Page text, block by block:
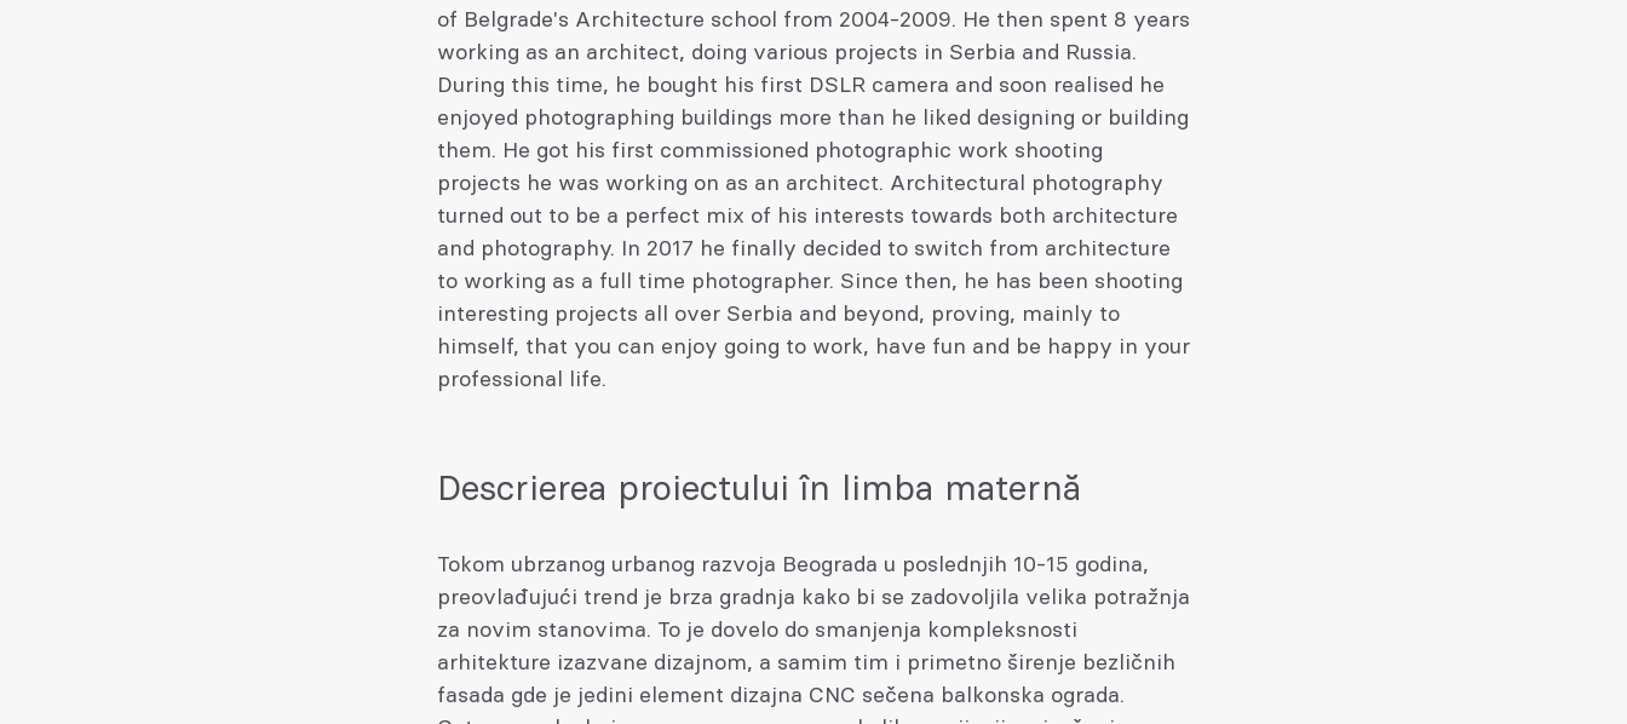
of Belgrade's Architecture school from 2004-2009. He then spent 8 years
working as an architect, doing various projects in Serbia and Russia.
During this time, he bought his first DSLR camera and soon realised he
enjoyed photographing buildings more than he liked designing or building
them. He got his first commissioned photographic work shooting
projects he was working on as an architect. Architectural photography
turned out to be a perfect mix of his interests towards both architecture
and photography. In 2017 he finally decided to switch from architecture
to working as a full time photographer. Since then, he has been shooting
interesting projects all over Serbia and beyond, proving, mainly to
himself, that you can enjoy going to work, have fun and be happy in your
professional life.
Descrierea proiectului în limba maternă
Tokom ubrzanog urbanog razvoja Beograda u poslednjih 10-15 godina,
preovlađujući trend je brza gradnja kako bi se zadovoljila velika potražnja
za novim stanovima. To je dovelo do smanjenja kompleksnosti
arhitekture izazvane dizajnom, a samim tim i primetno širenje bezličnih
fasada gde je jedini element dizajna CNC sečena balkonska ograda.